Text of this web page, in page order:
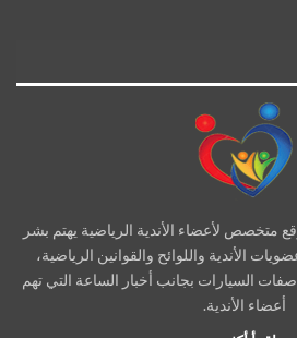
متخصص لأعضاء الأندية الرياضية يهتم بشر
الأندية واللوائح والقوانين الرياضية،
السيارات بجانب أخبار الساعة التي تهم
أعضاء الأندية.